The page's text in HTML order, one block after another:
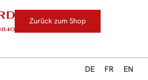
Zurück zum Shop
DE FR EN